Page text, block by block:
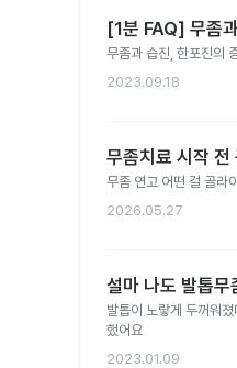
[1분 FAQ] 무좀
무좀과 습진, 한포진의
2023.09.18
무좀치료 시작 전
무좀 연고 어떤 걸 골라
2026.05.27
설마 나도 발톱
발톱이 노랗게 두꺼워
했어요
2023.01.09